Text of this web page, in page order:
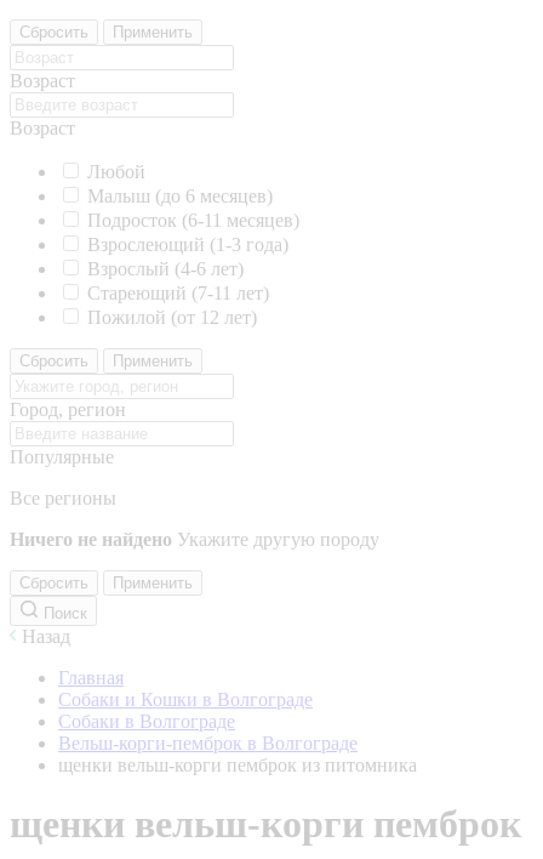
Сбросить Применить
Возраст
Возраст
Любой
Малыш (до 6 месяцев)
Подросток (6-11 месяцев)
Взрослеющий (1-3 года)
Взрослый (4-6 лет)
Стареющий (7-11 лет)
Пожилой (от 12 лет)
Сбросить Применить
Город, регион
Популярные
Все регионы
Ничего не найдено Укажите другую породу
Сбросить
Применить
Поиск
Назад
Главная
Собаки и Кошки в Волгограде
Собаки в Волгограде
Вельш-корги-пемброк в Волгограде
щенки вельш-корги пемброк из питомника
щенки вельш-корги пемброк